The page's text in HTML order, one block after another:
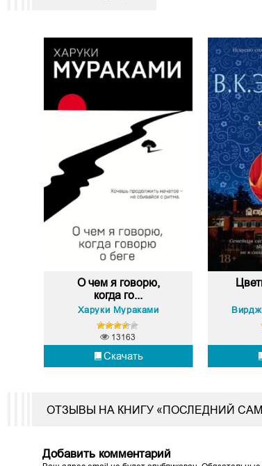
О чем я говорю,
когда го...
Харуки Мураками
Скачать
13163
ОТЗЫВЫ НА КНИГУ «ПОСЛЕДНИЙ
Добавить комментарий